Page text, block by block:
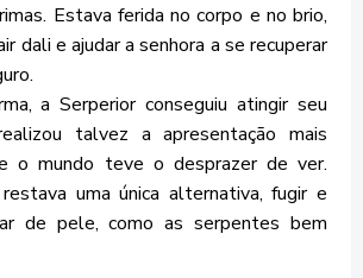
Estava ferida no corpo e no brio,
dali e ajudar a senhora a se recuperar
a Serperior conseguiu atingir seu
talvez a apresentação mais
o mundo teve o desprazer de ver.
uma única alternativa, fugir e
de pele, como as serpentes bem